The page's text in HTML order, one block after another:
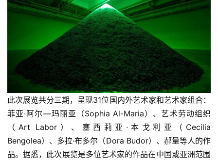
此次展览共分三期，呈现31位国内外艺术家和艺术家组合：
菲亚·阿尔—玛丽亚（Sophia Al-Maria）、艺术劳动组织
（Art Labor）、塞西莉亚·本戈利亚（Cecilia
Bengolea）、多拉·布多尔（Dora Budor）、郝量等人的作
品。据悉，此次展览是多位艺术家的作品在中国或亚洲范围